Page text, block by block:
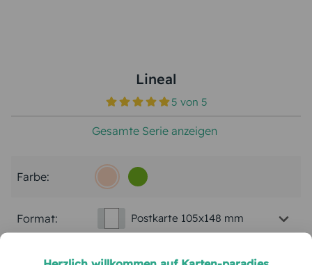
Lineal
5 von 5
Gesamte Serie anzeigen
Farbe:
Format: Postkarte 105x148 mm
Papierart: Bilderdruck